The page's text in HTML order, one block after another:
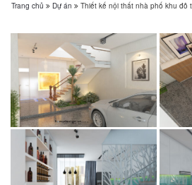
Trang chủ Dự án Thiết kế nội thất nhà phố khu đô